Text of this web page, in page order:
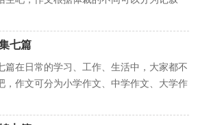
文。怎么写作文才能避免踩...
七篇
篇在日常的学习、工作、生活中，大家都不
，作文可分为小学作文、中学作文、大学作
文是什么样的呢？下面是小编...